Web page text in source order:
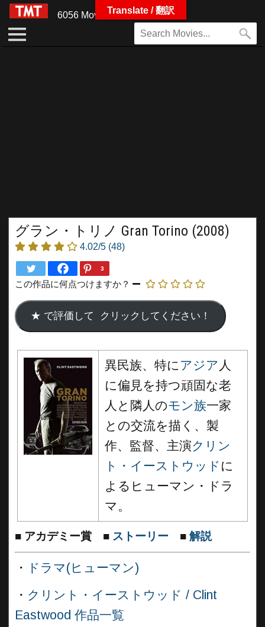
6056 Movies
グラン・トリノ Gran Torino (2008)
4.02/5 (48)
3
この作品に何点つけますか？
異民族、特に アジア 人
に偏見を持つ頑固な老
人と隣人のモン族一家
との交流を描く、製
作、監督、主演クリン
ト・イーストウッド に
よるヒューマン・ドラ
マ。
■ アカデミー賞 ■ ストーリー ■ 解説
・
ドラマ(ヒューマン)
・ クリント・イーストウッド / Clint
Eastwood 作品一覧
Translate / 翻訳